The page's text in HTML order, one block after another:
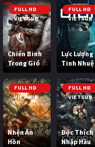
FULL HD
VIETSUB
Chiến Binh
Trong Gió
FULL HD
VIETSUB
Lực Lượng
Tinh Nhuệ
FULL HD
VIETSUB
Nhện Ăn
Hồn
FULL HD
VIETSUB
Độc Thích
Nhập Hầu